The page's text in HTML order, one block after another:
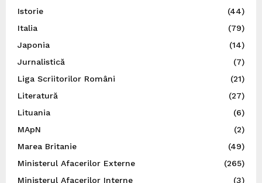
Istorie
(44)
Italia
(79)
Japonia
(14)
Jurnalistică
(7)
Liga Scriitorilor Români
(21)
Literatură
(27)
Lituania
(6)
MApN
(2)
Marea Britanie
(49)
Ministerul Afacerilor Externe
(265)
Ministerul Afacerilor Interne
(3)